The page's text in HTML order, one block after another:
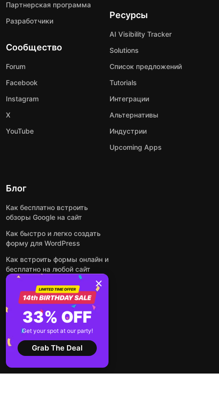
Партнерская программа
Разработчики
Сообщество
Forum
Facebook
Instagram
X
YouTube
Ресурсы
AI Visibility Tracker
Solutions
Список предложений
Tutorials
Интеграции
Альтернативы
Индустрии
Upcoming Apps
Блог
Как бесплатно встроить
обзоры Google на сайт
Как быстро и легко создать
форму для WordPress
Как встроить формы онлайн и
бесплатно на любой сайт
Как встроить ленту Instagram
на сайт
Как добавить чат-бота на
основе искусственного
интеллекта на свой сайт
Посмотреть все посты
33% OFF
Get your spot at our party!
Grab The Deal